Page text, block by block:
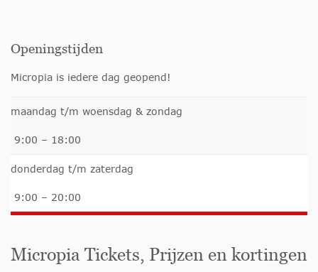
Openingstijden
Micropia is iedere dag geopend!
maandag t/m woensdag & zondag
9:00 – 18:00
donderdag t/m zaterdag
9:00 – 20:00
Micropia Tickets, Prijzen en kortingen